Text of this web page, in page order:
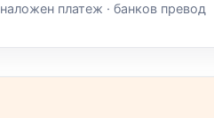
платеж · банков превод